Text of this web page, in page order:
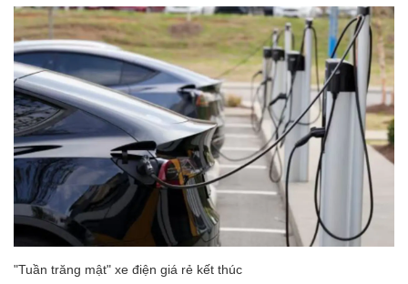
"Tuần trăng mật" xe điện giá rẻ kết thúc